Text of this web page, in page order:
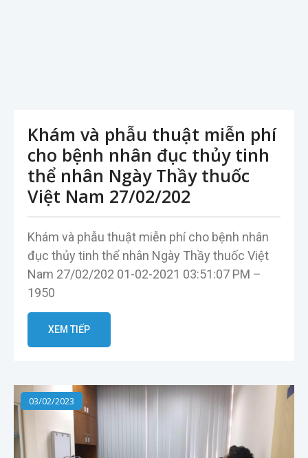
Khám và phẫu thuật miễn phí
cho bệnh nhân đục thủy tinh
thể nhân Ngày Thầy thuốc
Việt Nam 27/02/202
Khám và phẫu thuật miễn phí cho bệnh nhân
đục thủy tinh thể nhân Ngày Thầy thuốc Việt
Nam 27/02/202 01-02-2021 03:51:07 PM –
1950
XEM TIẾP
03/02/2023